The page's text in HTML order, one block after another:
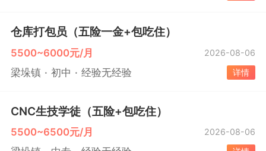
仓库打包员（五险一金+包吃住）
5500~6000元/月 2026-08-06
梁垛镇 初中 经验无经验 详情
CNC生技学徒（五险+包吃住）
5500~6500元/月 2026-08-06